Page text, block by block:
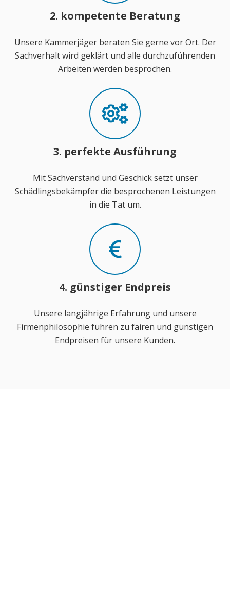
2. kompetente Beratung
Unsere Kammerjäger beraten Sie gerne vor Ort. Der
Sachverhalt wird geklärt und alle durchzuführenden
Arbeiten werden besprochen.
3. perfekte Ausführung
Mit Sachverstand und Geschick setzt unser
Schädlingsbekämpfer die besprochenen Leistungen
in die Tat um.
4. günstiger Endpreis
Unsere langjährige Erfahrung und unsere
Firmenphilosophie führen zu fairen und günstigen
Endpreisen für unsere Kunden.